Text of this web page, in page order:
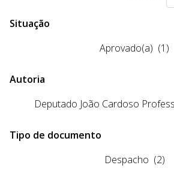
Situação
Aprovado(a) (1)
Autoria
Deputado João Cardoso
Tipo de documento
Despacho (2)